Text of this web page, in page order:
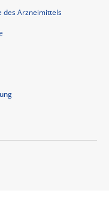
des Arzneimittels